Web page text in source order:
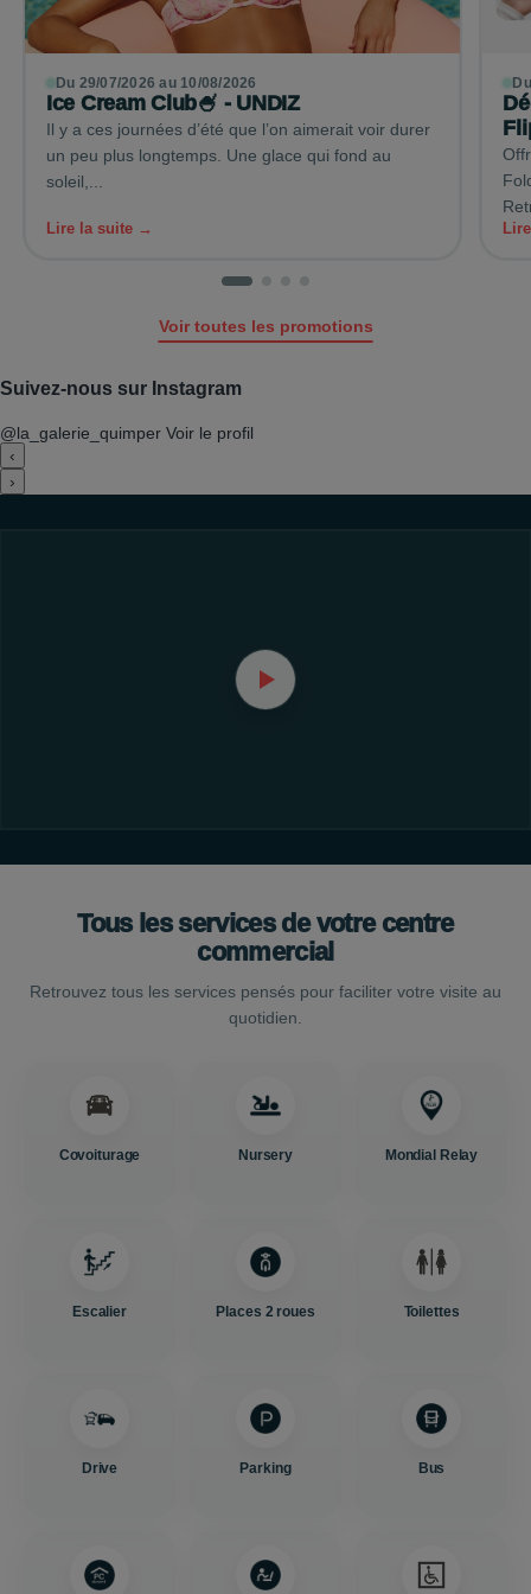
Du 29/07/2026 au 10/08/2026
Ice Cream Club🍧 - UNDIZ
Il y a ces journées d’été que l’on aimerait voir durer
un peu plus longtemps. Une glace qui fond au
soleil,...
Lire la suite →
Voir toutes les promotions
Suivez-nous sur Instagram
@la_galerie_quimper Voir le profil
‹
›
Tous les services de votre centre
commercial
Retrouvez tous les services pensés pour faciliter votre visite au
quotidien.
Covoiturage Nursery Mondial Relay
Escalier Places 2 roues Toilettes
Drive Parking Bus